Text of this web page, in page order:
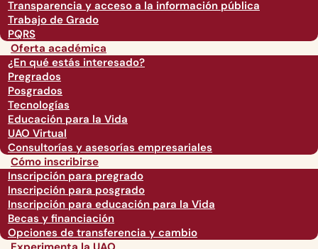
Transparencia y acceso a la información pública
Trabajo de Grado
PQRS
Oferta académica
¿En qué estás interesado?
Pregrados
Posgrados
Tecnologías
Educación para la Vida
UAO Virtual
Consultorías y asesorías empresariales
Cómo inscribirse
Inscripción para pregrado
Inscripción para posgrado
Inscripción para educación para la Vida
Becas y financiación
Opciones de transferencia y cambio